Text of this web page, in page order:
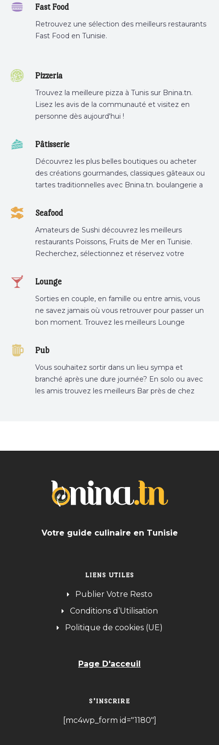
Fast Food
Retrouvez une sélection des meilleurs restaurants
Fast Food en Tunisie.
Pizzeria
Trouvez la meilleure pizza à Tunis sur Bnina.tn.
Lisez les avis de la communauté et visitez en
personne dès aujourd'hui !
Pâtisserie
Découvrez les plus belles boutiques ou acheter
des créations gourmandes, classiques gâteaux ou
tartes traditionnelles avec Bnina.tn. boulangerie a
tunis, pâtisserie sousse .
Seafood
Amateurs de Sushi découvrez les meilleurs
restaurants Poissons, Fruits de Mer en Tunisie.
Recherchez, sélectionnez et réservez votre
Lounge
Sorties en couple, en famille ou entre amis, vous
ne savez jamais où vous retrouver pour passer un
bon moment. Trouvez les meilleurs Lounge
Pub
Vous souhaitez sortir dans un lieu sympa et
branché après une dure journée? En solo ou avec
les amis trouvez les meilleurs Bar près de chez
Votre guide culinaire en Tunisie
LIENS UTILES
Publier Votre Resto
Conditions d’Utilisation
Politique de cookies (UE)
Page D'acceuil
S’INSCRIRE
[mc4wp_form id="1180"]